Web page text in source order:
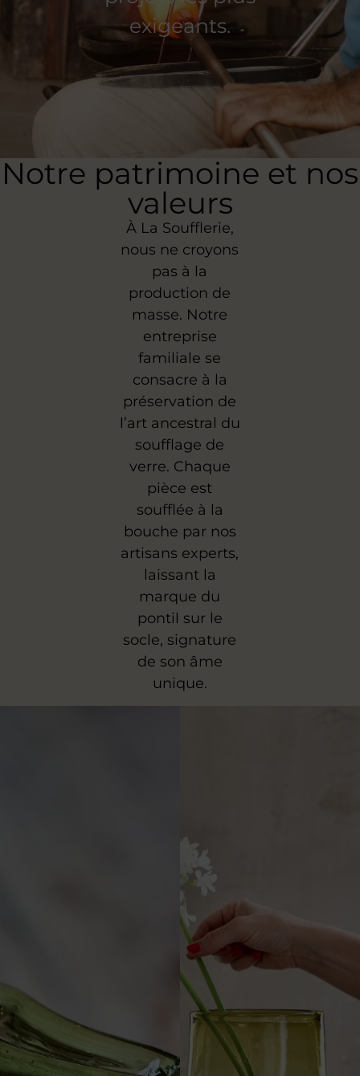
exigeants.
Notre patrimoine et nos
valeurs
À La Soufflerie,
nous ne croyons
pas à la
production de
masse. Notre
entreprise
familiale se
consacre à la
préservation de
l’art ancestral du
soufflage de
verre. Chaque
pièce est
soufflée à la
bouche par nos
artisans experts,
laissant la
marque du
pontil sur le
socle, signature
de son âme
unique.